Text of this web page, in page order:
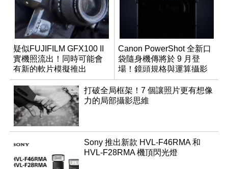
疑似FUJIFILM GFX100 II
實機照流出！同時可能會
有新的軟片模擬推出
Canon PowerShot 全新口
袋隨身機傳將於 9 月登
場！鏡頭規格與運算攝影
升級成為焦點
打破全局框架！7 個讓照片更有想像
力的局部攝影思維
Sony 推出新款 HVL-F46RMA 和
HVL-F28RMA 機頂閃光燈